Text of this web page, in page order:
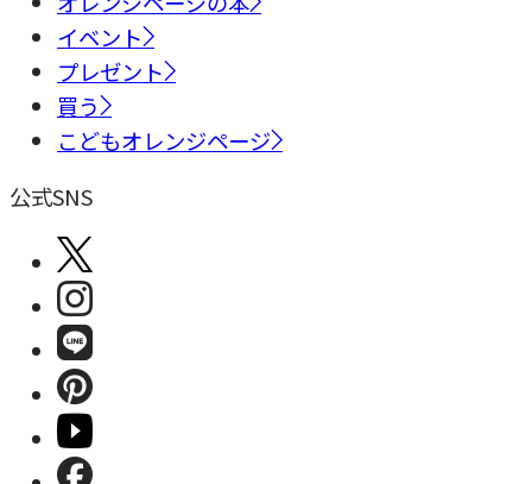
イベント
プレゼント
買う
こどもオレンジページ
公式SNS